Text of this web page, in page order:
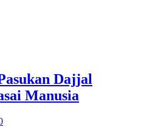
Dajjal
Manusia